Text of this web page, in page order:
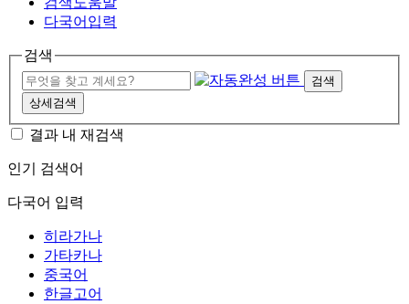
다국어입력
검색
검색
상세검색
결과 내 재검색
인기 검색어
다국어 입력
히라가나
가타카나
중국어
한글고어